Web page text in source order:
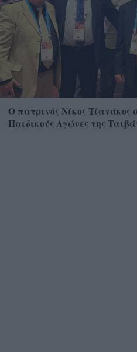
Ο πατρινός Νίκος Τζανάκος
Παιδικούς Αγώνες της